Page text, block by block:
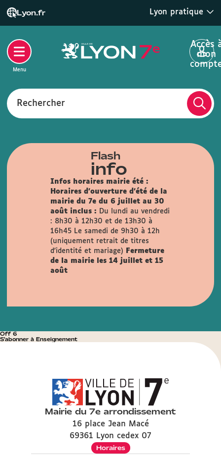
Lyon.fr Lyon pratique
Rechercher
Accès
mon
Menu
Flash
info
Infos horaires mairie été :
Horaires d'ouverture d'été de la
mairie du 7e du 6 juillet au 30
août inclus :
Du lundi au vendredi
: 8h30 à 12h30 et de 13h30 à
16h45
Le samedi de 9h30 à 12h
(uniquement retrait de titres
d'identité et mariage)
Fermeture
de la mairie les 14 juillet et 15
août
Off 6
S'abonner à Enseignement
Mairie du 7e arrondissement
16 place Jean Macé
69361 Lyon cedex 07
Horaires